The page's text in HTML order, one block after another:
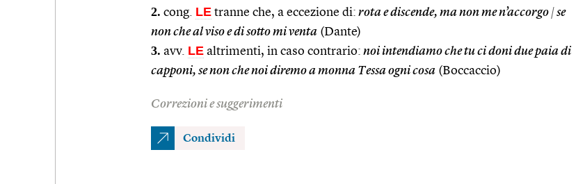
2. cong. LE tranne che, a eccezione di: rota e discende, ma non me n’accorgo |se
non che al viso e di sotto mi venta (Dante)
3. avv. LE altrimenti, in caso contrario: noi intendiamo che tu ci doni due paia di
capponi, se non che noi diremo a monna Tessa ogni cosa (Boccaccio)
Correzioni e suggerimenti
Condividi